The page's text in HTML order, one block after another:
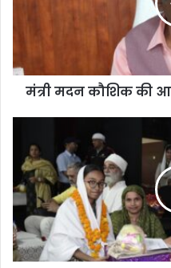
मंत्री मदन कौशिक की